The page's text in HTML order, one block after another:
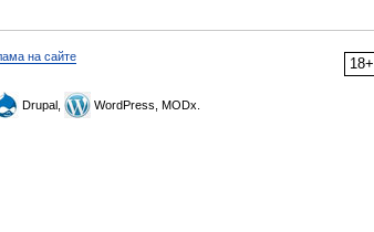
18+
на сайте
Drupal, WordPress, MODx.